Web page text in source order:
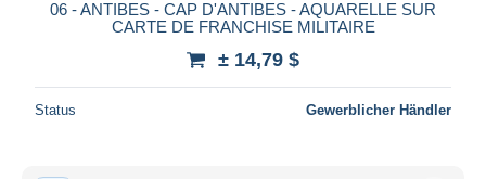
06 - ANTIBES - CAP D'ANTIBES - AQUARELLE SUR
CARTE DE FRANCHISE MILITAIRE
± 14,79 $
Status Gewerblicher Händler